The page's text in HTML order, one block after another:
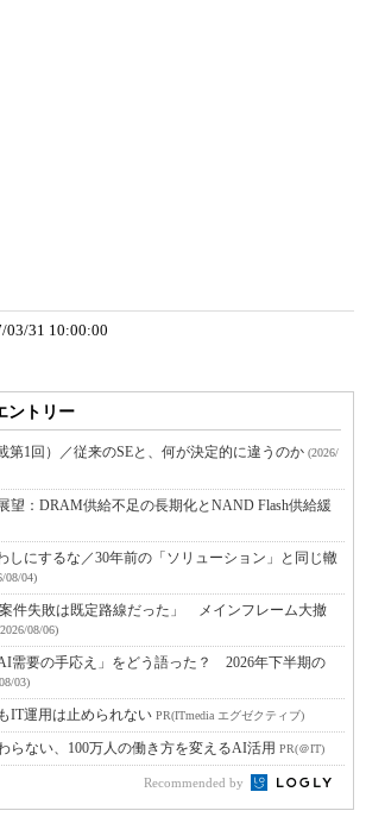
03/31 10:00:00
ントリー
第1回）／従来のSEと、何が決定的に違うのか (2026/
望：DRAM供給不足の長期化とNAND Flash供給緩
しにするな／30年前の「ソリューション」と同じ轍
08/04)
件失敗は既定路線だった」 メインフレーム大撤
08/06)
需要の手応え」をどう語った？ 2026年下半期の
03)
IT運用は止められない PR(ITmedia エグゼクティブ)
らない、100万人の働き方を変えるAI活用 PR(＠IT)
Recommended by